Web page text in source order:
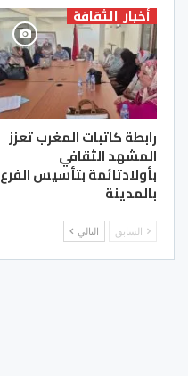
أخبار الثقافة
رابطة كاتبات المغرب تعزز
المشهد الثقافي
بأولادتائمة بتأسيس الفرع
بالمدينة
السابق التالي